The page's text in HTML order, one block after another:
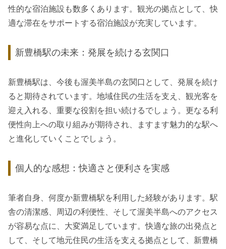
性的な宿泊施設も数多くあります。観光の拠点として、快
適な滞在をサポートする宿泊施設が充実しています。
新豊橋駅の未来：発展を続ける玄関口
新豊橋駅は、今後も渥美半島の玄関口として、発展を続け
ると期待されています。地域住民の生活を支え、観光客を
迎え入れる、重要な役割を担い続けるでしょう。更なる利
便性向上への取り組みが期待され、ますます魅力的な駅へ
と進化していくことでしょう。
個人的な感想：快適さと便利さを実感
筆者自身、何度か新豊橋駅を利用した経験があります。駅
舎の清潔感、周辺の利便性、そして渥美半島へのアクセス
が容易な点に、大変満足しています。快適な旅の出発点と
して、そして地元住民の生活を支える拠点として、新豊橋